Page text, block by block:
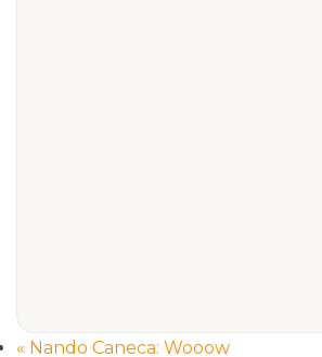
« Nando Caneca: Wooow